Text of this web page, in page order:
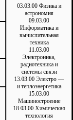
03.03.00 Физика и
астрономия
09.03.00
Информатика и
вычислительная
техника
11.03.00
Электроника,
радиотехника и
системы связи
13.03.00 Электро —
и теплоэнергетика
15.03.00
Машиностроение
18.03.00 Химическая
технология